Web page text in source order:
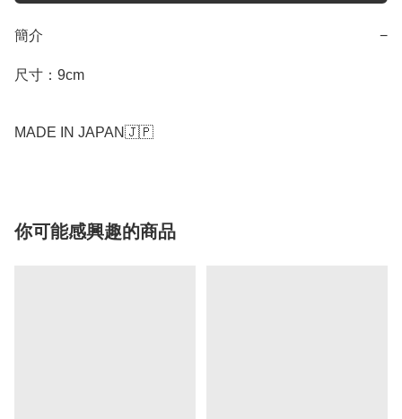
簡介 −
尺寸：9cm
MADE IN JAPAN🇯🇵
你可能感興趣的商品